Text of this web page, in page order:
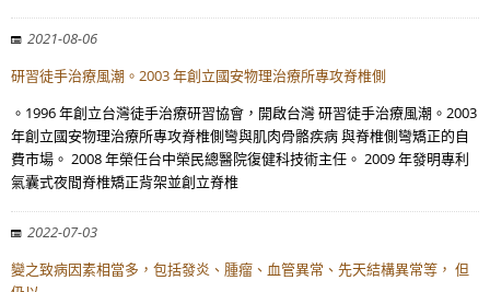
2021-08-06
研習徒手治療風潮。2003 年創立國安物理治療所專攻脊椎側
。1996 年創立台灣徒手治療研習協會，開啟台灣 研習徒手治療風潮。2003
年創立國安物理治療所專攻脊椎側彎與肌肉骨骼疾病 與脊椎側彎矯正的自
費市場。 2008 年榮任台中榮民總醫院復健科技術主任。 2009 年發明專利
氣囊式夜間脊椎矯正背架並創立脊椎
2022-07-03
變之致病因素相當多，包括發炎、腫瘤、血管異常、先天結構異常等， 但